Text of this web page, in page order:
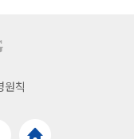
원칙
북 효성